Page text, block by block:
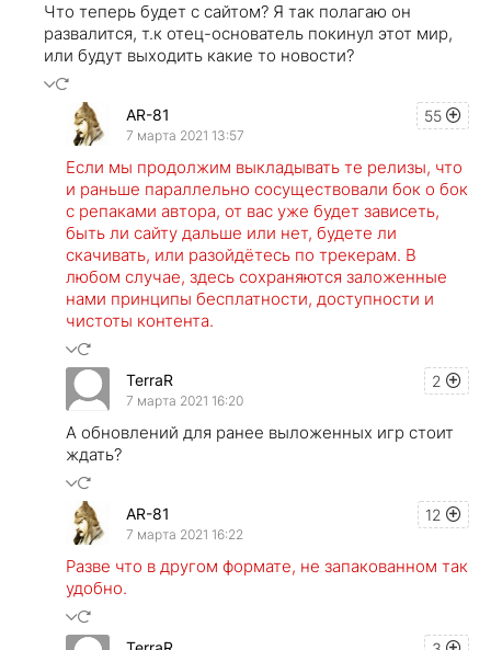
Что теперь будет с сайтом? Я так полагаю он
развалится, т.к отец-основатель покинул этот мир,
или будут выходить какие то новости?
55
AR-81
7 марта 2021 13:57
Если мы продолжим выкладывать те релизы, что
и раньше параллельно сосуществовали бок о бок
с репаками автора, от вас уже будет зависеть,
быть ли сайту дальше или нет, будете ли
скачивать, или разойдётесь по трекерам. В
любом случае, здесь сохраняются заложенные
нами принципы бесплатности, доступности и
чистоты контента.
2
TerraR
7 марта 2021 16:20
А обновлений для ранее выложенных игр стоит
ждать?
12
AR-81
7 марта 2021 16:22
Разве что в другом формате, не запакованном так
удобно.